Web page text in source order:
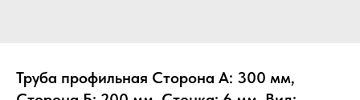
Труба профильная Сторона А: 300 мм,